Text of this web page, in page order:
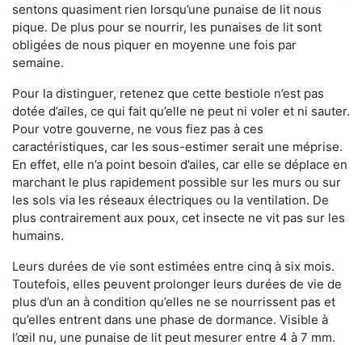
sentons quasiment rien lorsqu’une punaise de lit nous
pique. De plus pour se nourrir, les punaises de lit sont
obligées de nous piquer en moyenne une fois par
semaine.
Pour la distinguer, retenez que cette bestiole n’est pas
dotée d’ailes, ce qui fait qu’elle ne peut ni voler et ni sauter.
Pour votre gouverne, ne vous fiez pas à ces
caractéristiques, car les sous-estimer serait une méprise.
En effet, elle n’a point besoin d’ailes, car elle se déplace en
marchant le plus rapidement possible sur les murs ou sur
les sols via les réseaux électriques ou la ventilation. De
plus contrairement aux poux, cet insecte ne vit pas sur les
humains.
Leurs durées de vie sont estimées entre cinq à six mois.
Toutefois, elles peuvent prolonger leurs durées de vie de
plus d’un an à condition qu’elles ne se nourrissent pas et
qu’elles entrent dans une phase de dormance. Visible à
l’œil nu, une punaise de lit peut mesurer entre 4 à 7 mm.